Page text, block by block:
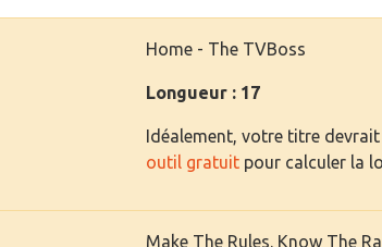
Home - The TVBoss
Longueur : 17
Idéalement, votre titre
outil gratuit pour calculer la
Make The Rules. Know The